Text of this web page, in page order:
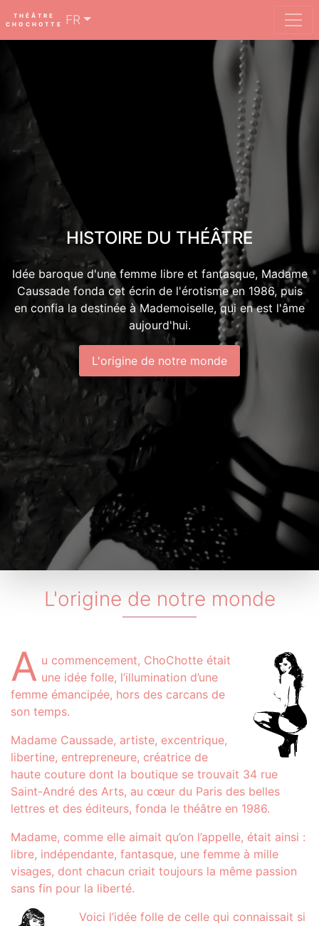
THÉÂTRE
CHOCHOTTE
FR
HISTOIRE DU THÉÂTRE
Idée baroque d'une femme libre et fantasque, Madame
Caussade fonda cet écrin de l'érotisme en 1986, puis
en confia la destinée à Mademoiselle, qui en est l'âme
aujourd'hui.
L'origine de notre monde
L'origine de notre monde
A u commencement, ChoChotte était
une idée folle, l’illumination d’une
femme émancipée, hors des carcans de
son temps.
Madame Caussade, artiste, excentrique,
libertine, entrepreneure, créatrice de
haute couture dont la boutique se trouvait 34 rue
Saint-André des Arts, au cœur du Paris des belles
lettres et des éditeurs, fonda le théâtre en 1986.
Madame, comme elle aimait qu’on l’appelle, était ainsi :
libre, indépendante, fantasque, une femme à mille
visages, dont chacun criait toujours la même passion
sans fin pour la liberté.
Voici l’idée folle de celle qui connaissait si